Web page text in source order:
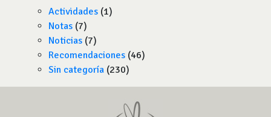
Actividades (1)
Notas (7)
Noticias (7)
Recomendaciones (46)
Sin categoría (230)